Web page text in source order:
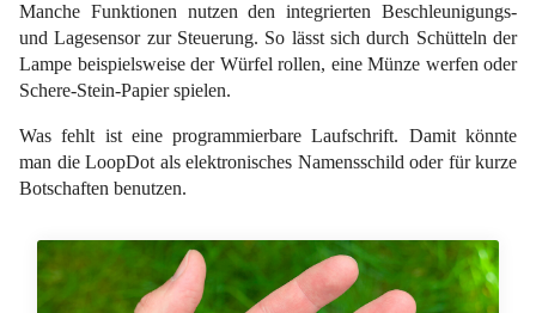
Manche Funktionen nutzen den integrierten Beschleunigungs-
und Lagesensor zur Steuerung. So lässt sich durch Schütteln der
Lampe beispielsweise der Würfel rollen, eine Münze werfen oder
Schere-Stein-Papier spielen.
Was fehlt ist eine programmierbare Laufschrift. Damit könnte
man die LoopDot als elektronisches Namensschild oder für kurze
Botschaften benutzen.